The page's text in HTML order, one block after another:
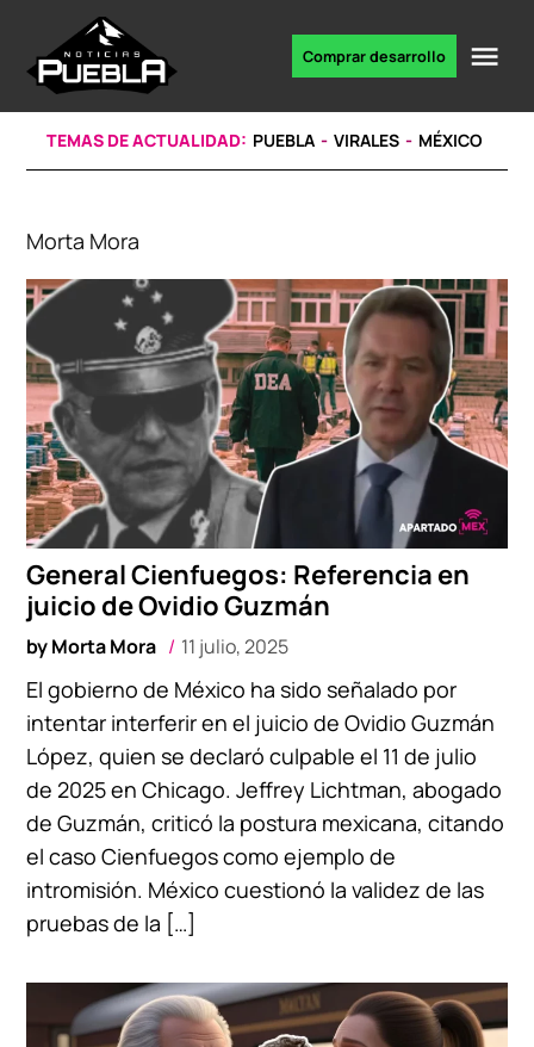
content
noticias
Comprar desarrollo
TEMAS DE ACTUALIDAD: PUEBLA VIRALES MÉXICO
Morta Mora
General Cienfuegos: Referencia en
juicio de Ovidio Guzmán
byMorta Mora 11 julio, 2025
El gobierno de México ha sido señalado por
intentar interferir en el juicio de Ovidio Guzmán
López, quien se declaró culpable el 11 de julio
de 2025 en Chicago. Jeffrey Lichtman, abogado
de Guzmán, criticó la postura mexicana, citando
el caso Cienfuegos como ejemplo de
intromisión. México cuestionó la validez de las
pruebas de la […]